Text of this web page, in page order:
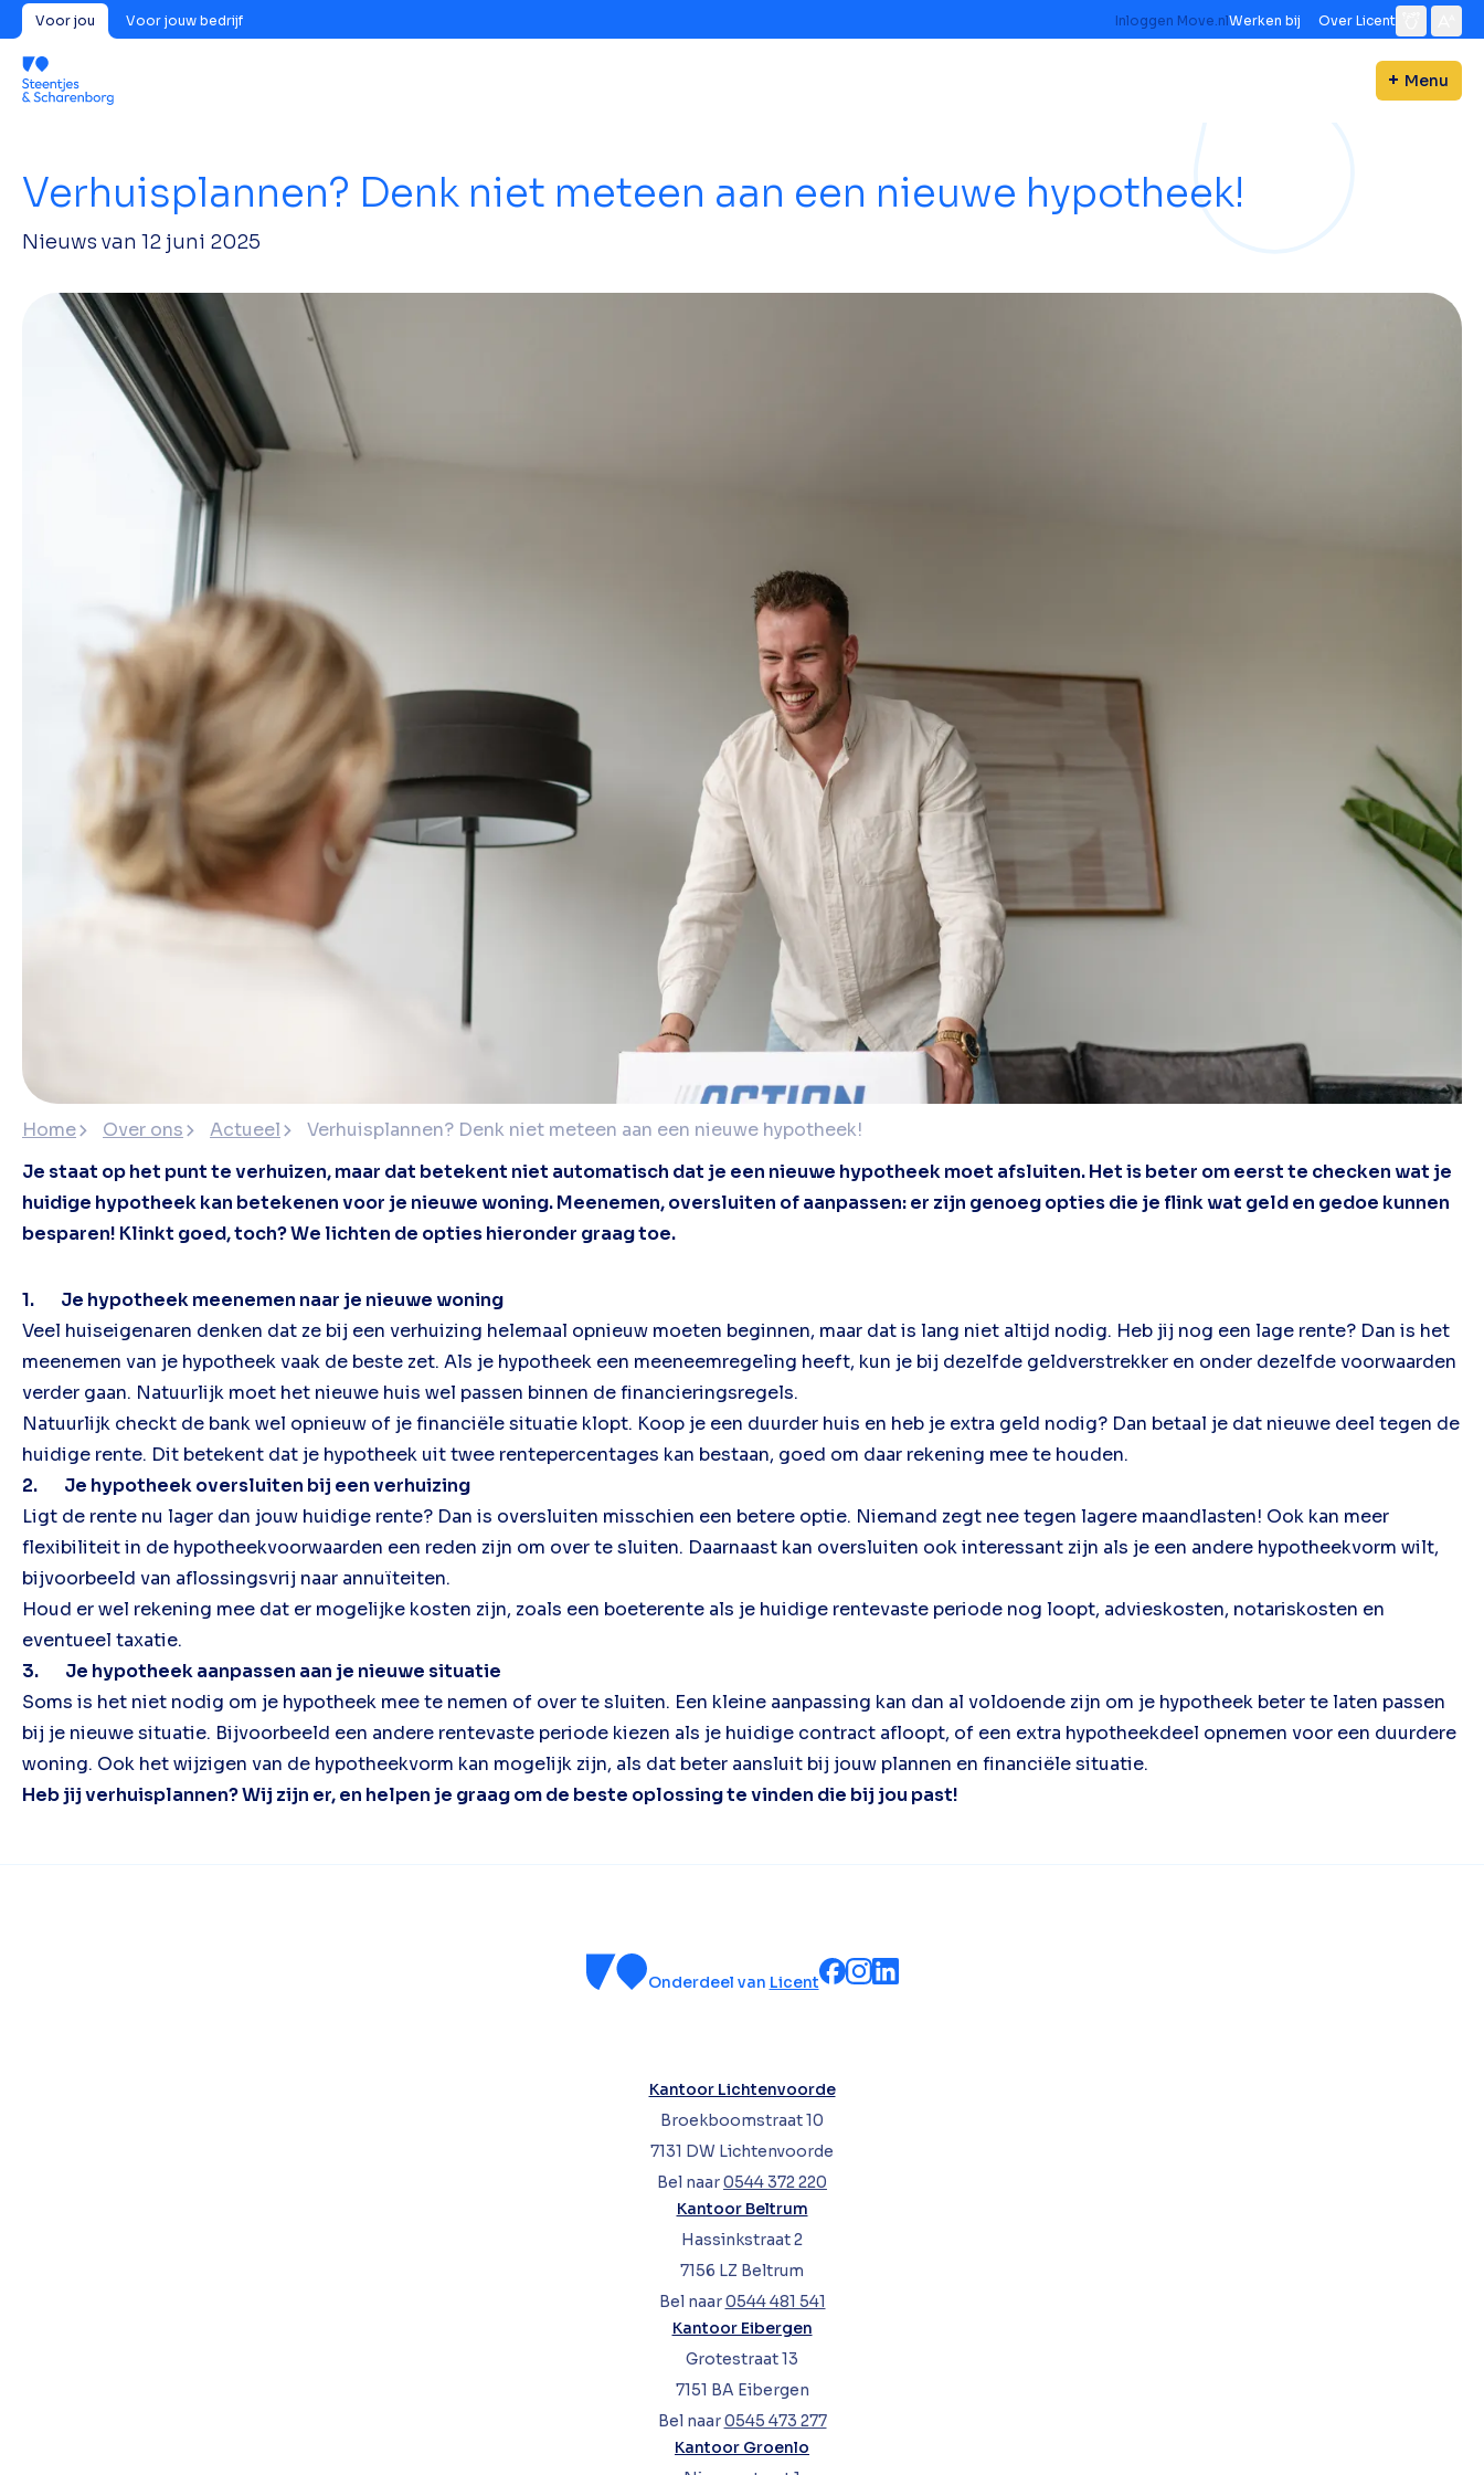
Voor jou Voor jouw bedrijf Inloggen Move.nlWerken bij Over Licent
Menu
Verhuisplannen? Denk niet meteen aan een nieuwe hypotheek!
Nieuws van 12 juni 2025
Home Over ons Actueel
Verhuisplannen? Denk niet meteen aan een nieuwe hypotheek!
Je staat op het punt te verhuizen, maar dat betekent niet automatisch dat je een nieuwe hypotheek moet afsluiten. Het is beter om eerst te checken wat je
huidige hypotheek kan betekenen voor je nieuwe woning. Meenemen, oversluiten of aanpassen: er zijn genoeg opties die je flink wat geld en gedoe kunnen
besparen! Klinkt goed, toch? We lichten de opties hieronder graag toe.
1. Je hypotheek meenemen naar je nieuwe woning
Veel huiseigenaren denken dat ze bij een verhuizing helemaal opnieuw moeten beginnen, maar dat is lang niet altijd nodig. Heb jij nog een lage rente? Dan is het
meenemen van je hypotheek vaak de beste zet. Als je hypotheek een meeneemregeling heeft, kun je bij dezelfde geldverstrekker en onder dezelfde voorwaarden
verder gaan. Natuurlijk moet het nieuwe huis wel passen binnen de financieringsregels.
Natuurlijk checkt de bank wel opnieuw of je financiële situatie klopt. Koop je een duurder huis en heb je extra geld nodig? Dan betaal je dat nieuwe deel tegen de
huidige rente. Dit betekent dat je hypotheek uit twee rentepercentages kan bestaan, goed om daar rekening mee te houden.
2. Je hypotheek oversluiten bij een verhuizing
Ligt de rente nu lager dan jouw huidige rente? Dan is oversluiten misschien een betere optie. Niemand zegt nee tegen lagere maandlasten! Ook kan meer
flexibiliteit in de hypotheekvoorwaarden een reden zijn om over te sluiten. Daarnaast kan oversluiten ook interessant zijn als je een andere hypotheekvorm wilt,
bijvoorbeeld van aflossingsvrij naar annuïteiten.
Houd er wel rekening mee dat er mogelijke kosten zijn, zoals een boeterente als je huidige rentevaste periode nog loopt, advieskosten, notariskosten en
eventueel taxatie.
3. Je hypotheek aanpassen aan je nieuwe situatie
Soms is het niet nodig om je hypotheek mee te nemen of over te sluiten. Een kleine aanpassing kan dan al voldoende zijn om je hypotheek beter te laten passen
bij je nieuwe situatie. Bijvoorbeeld een andere rentevaste periode kiezen als je huidige contract afloopt, of een extra hypotheekdeel opnemen voor een duurdere
woning. Ook het wijzigen van de hypotheekvorm kan mogelijk zijn, als dat beter aansluit bij jouw plannen en financiële situatie.
Heb jij verhuisplannen? Wij zijn er, en helpen je graag om de beste oplossing te vinden die bij jou past!
Onderdeel van Licent
Kantoor Lichtenvoorde
Broekboomstraat 10
7131 DW Lichtenvoorde
Bel naar0544 372 220
Kantoor Beltrum
Hassinkstraat 2
7156 LZ Beltrum
Bel naar0544 481 541
Kantoor Eibergen
Grotestraat 13
7151 BA Eibergen
Bel naar0545 473 277
Kantoor Groenlo